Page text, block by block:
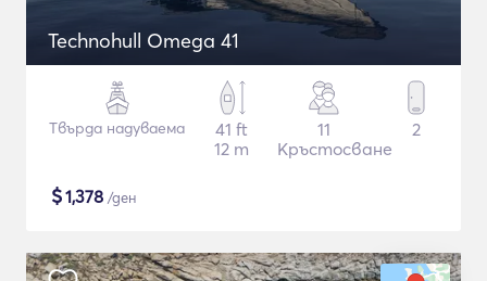
Technohull Omega 41
Твърда надуваема
41 ft
12 m
11
Кръстосване
2
$1,378 /ден